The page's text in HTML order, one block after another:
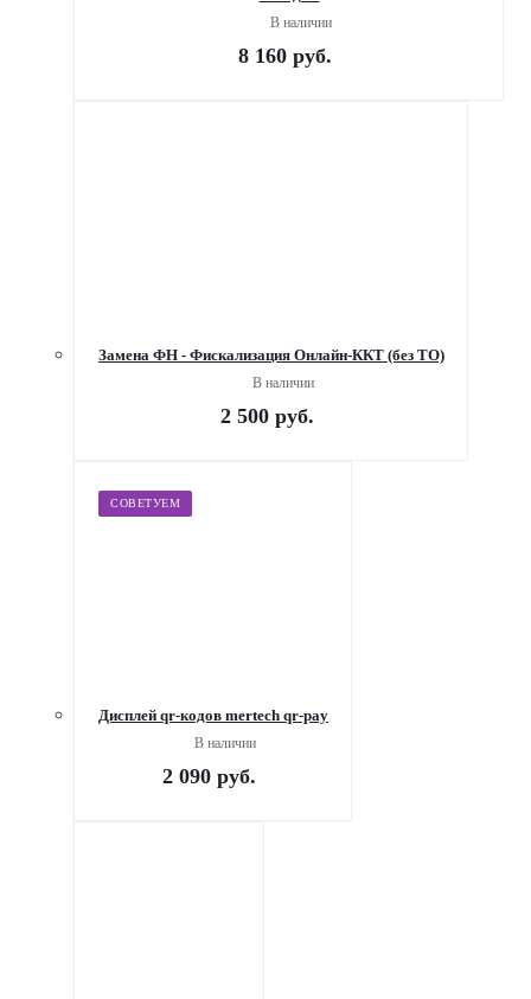
В наличии
8 160 руб.
Замена ФН - Фискализация Онлайн-ККТ (без ТО)
В наличии
2 500 руб.
СОВЕТУЕМ
Дисплей qr-кодов mertech qr-pay
В наличии
2 090 руб.